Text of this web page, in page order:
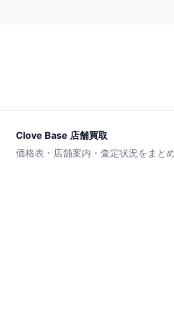
Clove Base 店舗買取
価格表・店舗案内・査定状況をまと